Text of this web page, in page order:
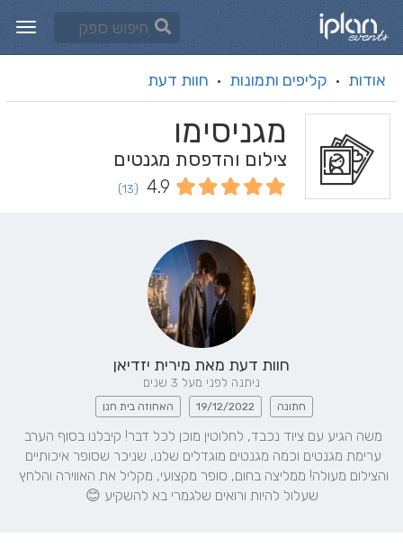
אודות · קליפים ותמונות · חוות דעת
מגניסימו
צילום והדפסת מגנטים
4.9
(13)
חוות דעת מאת מירית יזדיאן
ניתנה לפני מעל 3 שנים
חתונה 19/12/2022 האחוזה בית חנן
שעלול להיות ורואים שלגמרי בא להשקיע 😊